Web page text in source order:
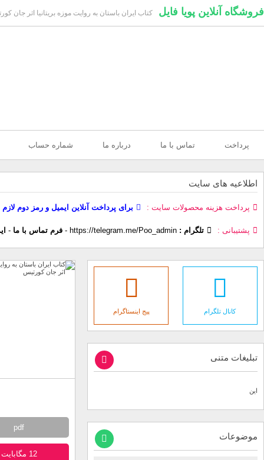
فروشگاه آنلاین پویا فایل کتاب ایران باستان به روایت موزه بریتانیا اثر جان
پرداخت تماس با ما درباره ما شماره حساب
اطلاعیه های سایت
پرداخت هزینه محصولات سایت برای پرداخت آنلاین ایمیل و رمز دوم
پشتیبانی تلگرام : https://telegram.me/Poo_admin
- فرم تماس با ما -
pdf
12 مگابایت
کانال تلگرام پیج اینستاگرام
تبلیغات متنی
این
موضوعات